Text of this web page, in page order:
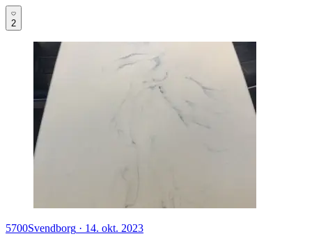
2
5700Svendborg · 14. okt. 2023